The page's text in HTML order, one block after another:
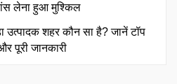
लेना हुआ मुश्किल
उत्पादक शहर कौन सा है? जानें टॉप
पूरी जानकारी